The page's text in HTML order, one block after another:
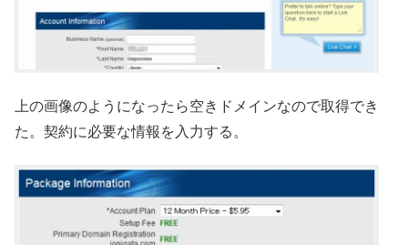
上の画像のようになったら空きドメインなので取得でき
た。契約に必要な情報を入力する。